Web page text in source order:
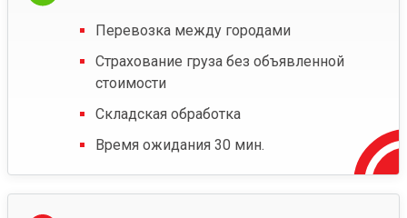
Перевозка между городами
Страхование груза без объявленной
стоимости
Складская обработка
Время ожидания 30 мин.